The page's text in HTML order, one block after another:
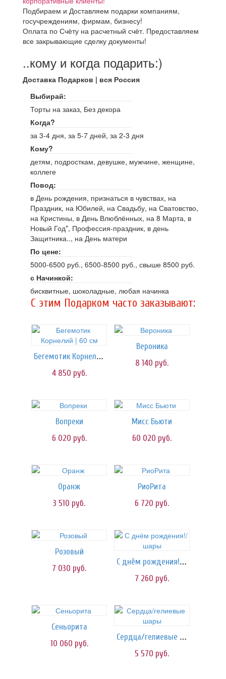
Подбираем и Доставляем подарки компаниям,
госучреждениям, фирмам, бизнесу!
Оплата по Счёту на расчетный счёт. Предоставляем
все закрывающие сделку документы!
..кому и когда подарить:)
Доставка Подарков | вся Россия
Выбирай:
Торты на заказ, Без декора
Когда?
за 3-4 дня, за 5-7 дней, за 2-3 дня
Кому?
детям, подросткам, девушке, мужчине, женщине,
коллеге
Повод:
в День рождения, признаться в чувствах, на
Праздник, на Юбилей, на Свадьбу, на Сватовство,
на Кристины, в День Влюблённых, на 8 Марта, в
Новый Год*, Профессия-праздник, в день
Защитника.., на День матери
По цене:
5000-6500 руб., 6500-8500 руб., свыше 8500 руб.
с Начинкой:
бисквитные, шоколадные, любая начинка
C этим Подарком часто заказывают:
Бегемотик Корнелий | 60 см
4 850 руб.
Вероника
8 140 руб.
Вопреки
6 020 руб.
Мисс Бьюти
60 020 руб.
Оранж
3 510 руб.
РиоРита
6 720 руб.
Розовый
7 030 руб.
С днём рождения!/шары
7 260 руб.
Сеньорита
10 060 руб.
Сердца/гелиевые шары
5 570 руб.